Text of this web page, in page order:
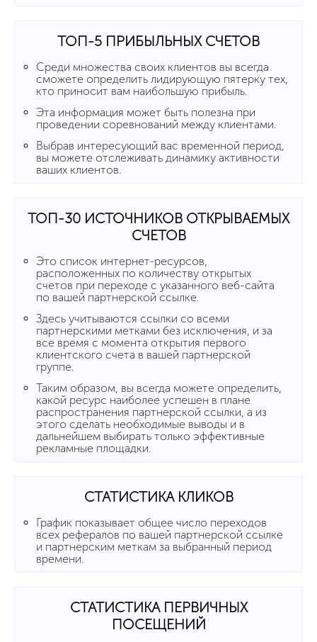
ТОП-5 ПРИБЫЛЬНЫХ СЧЕТОВ
Среди множества своих клиентов вы всегда
сможете определить лидирующую пятерку тех,
кто приносит вам наибольшую прибыль.
Эта информация может быть полезна при
проведении соревнований между клиентами.
Выбрав интересующий вас временной период,
вы можете отслеживать динамику активности
ваших клиентов.
ТОП-30 ИСТОЧНИКОВ ОТКРЫВАЕМЫХ
СЧЕТОВ
Это список интернет-ресурсов,
расположенных по количеству открытых
счетов при переходе с указанного веб-сайта
по вашей партнерской ссылке.
Здесь учитываются ссылки со всеми
партнерскими метками без исключения, и за
все время с момента открытия первого
клиентского счета в вашей партнерской
группе.
Таким образом, вы всегда можете определить,
какой ресурс наиболее успешен в плане
распространения партнерской ссылки, а из
этого сделать необходимые выводы и в
дальнейшем выбирать только эффективные
рекламные площадки.
СТАТИСТИКА КЛИКОВ
График показывает общее число переходов
всех рефералов по вашей партнерской ссылке
и партнерским меткам за выбранный период
времени.
СТАТИСТИКА ПЕРВИЧНЫХ
ПОСЕЩЕНИЙ